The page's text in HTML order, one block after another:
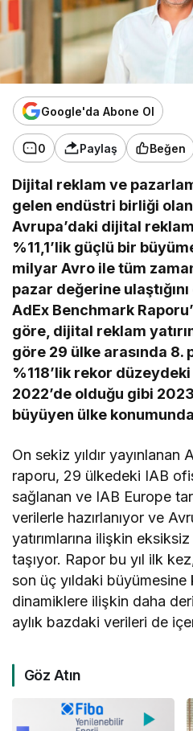
Google'da Abone Ol
0 Paylaş Beğen
Dijital reklam ve
gelen endüstri birliği olan
Avrupa’daki dijital
%11,1’lik güçlü bir
milyar Avro ile tüm
pazar değerine
AdEx Benchmark
göre, dijital reklam
göre 29 ülke arasında 8.
%118’lik rekor
2022’de olduğu gibi
büyüyen ülke
On sekiz yıldır yayınlanan
raporu, 29 ülkedeki IAB
sağlanan ve IAB Europe
verilerle hazırlanıyor ve
yatırımlarına ilişkin
taşıyor. Rapor bu yıl ilk
son üç yıldaki büyümesine
dinamiklere ilişkin daha
aylık bazdaki verileri de
Göz Atın